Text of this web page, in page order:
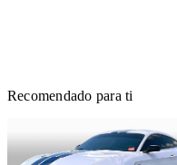
Recomendado para ti